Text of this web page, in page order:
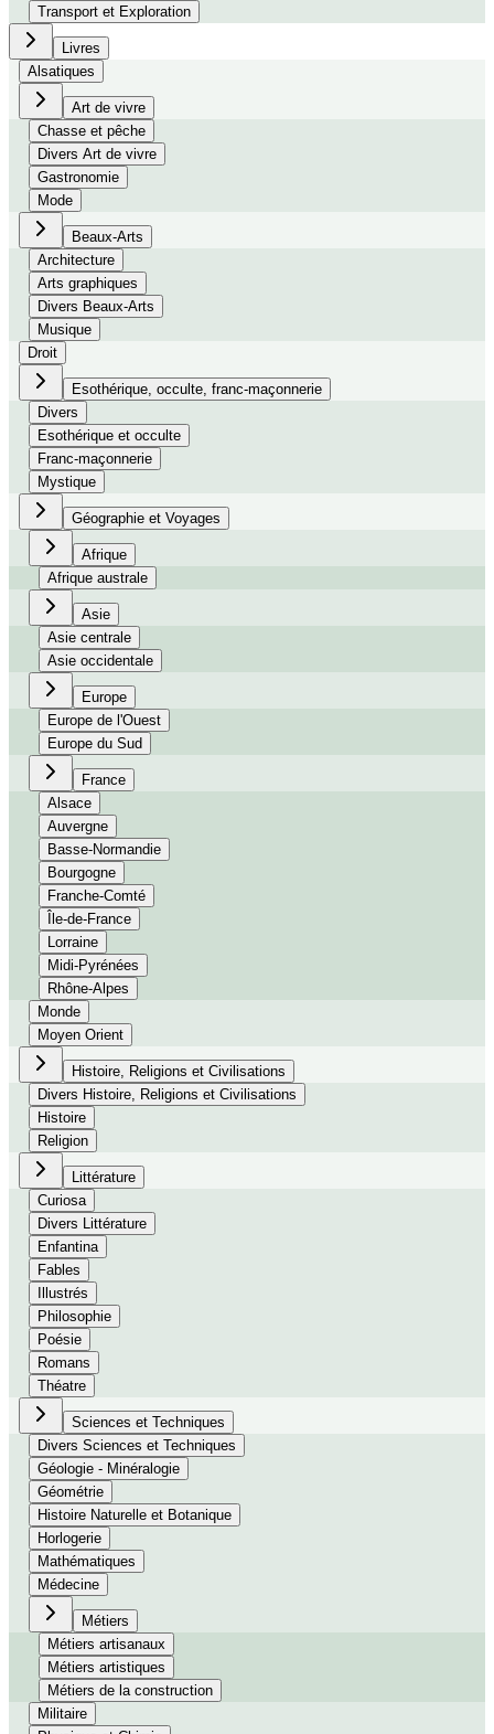
Transport et Exploration
Livres
Alsatiques
Art de vivre
Chasse et pêche
Divers Art de vivre
Gastronomie
Mode
Beaux-Arts
Architecture
Arts graphiques
Divers Beaux-Arts
Musique
Droit
Esothérique, occulte, franc-maçonnerie
Divers
Esothérique et occulte
Franc-maçonnerie
Mystique
Géographie et Voyages
Afrique
Afrique australe
Asie
Asie centrale
Asie occidentale
Europe
Europe de l'Ouest
Europe du Sud
France
Alsace
Auvergne
Basse-Normandie
Bourgogne
Franche-Comté
Île-de-France
Lorraine
Midi-Pyrénées
Rhône-Alpes
Monde
Moyen Orient
Histoire, Religions et Civilisations
Divers Histoire, Religions et Civilisations
Histoire
Religion
Littérature
Curiosa
Divers Littérature
Enfantina
Fables
Illustrés
Philosophie
Poésie
Romans
Théatre
Sciences et Techniques
Divers Sciences et Techniques
Géologie - Minéralogie
Géométrie
Histoire Naturelle et Botanique
Horlogerie
Mathématiques
Médecine
Métiers
Métiers artisanaux
Métiers artistiques
Métiers de la construction
Militaire